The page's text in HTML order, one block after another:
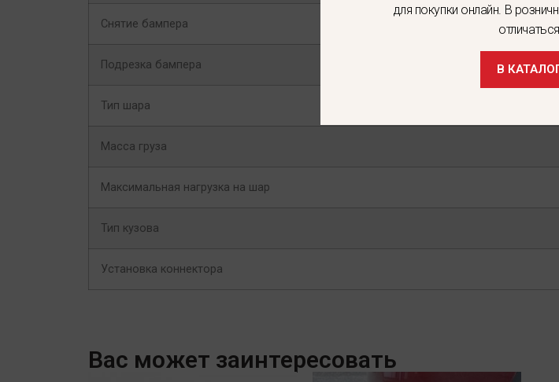
Снятие бампера
Подрезка бампера
Тип шара
Масса груза
Максимальная нагрузка на шар
Тип кузова
Установка коннектора
Вас может заинтересовать
для покупки онлайн. В
отличаться
В